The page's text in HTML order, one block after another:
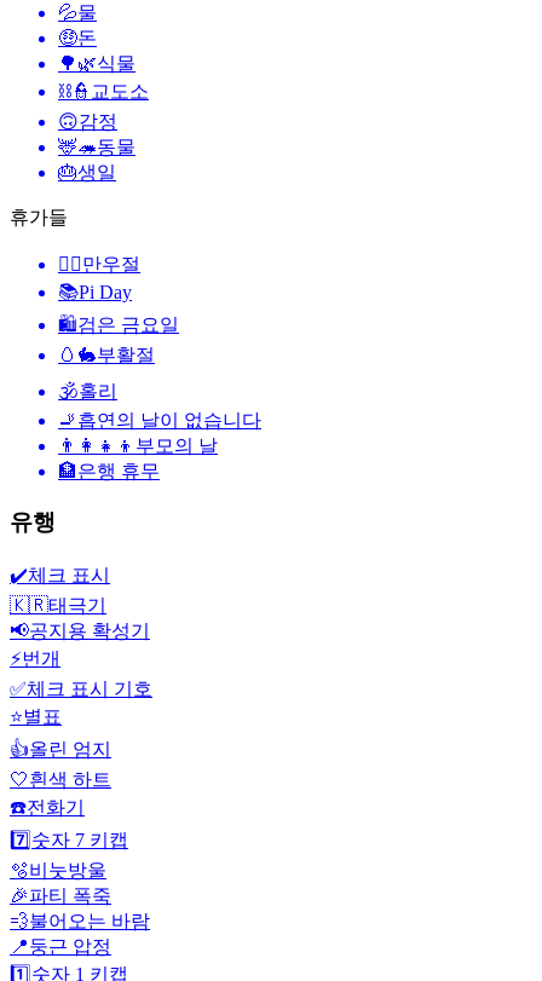
💦물
🤑돈
🌳🌿식물
⛓️👮 교도소
🙃감정
🦌🦔동물
🎂생일
휴가들
🙆‍♂️만우절
📚Pi Day
🛍검은 금요일
🥚🐇부활절
🕉홀리
🚬 흡연의 날이 없습니다
👨‍👩‍👧‍👦 부모의 날
🏦은행 휴무
유행
✔️체크 표시
🇰🇷태극기
📢공지용 확성기
⚡번개
✅체크 표시 기호
⭐별표
👍올린 엄지
🤍흰색 하트
☎️전화기
7️⃣ 숫자 7 키캡
🫧비눗방울
🎉파티 폭죽
💨불어오는 바람
📍둥근 압정
1️⃣ 숫자 1 키캡